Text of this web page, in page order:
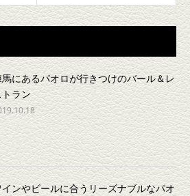
にあるパオロが行きつけのバール＆レ
トラン
インやビールに合うリーズナブルなパオ